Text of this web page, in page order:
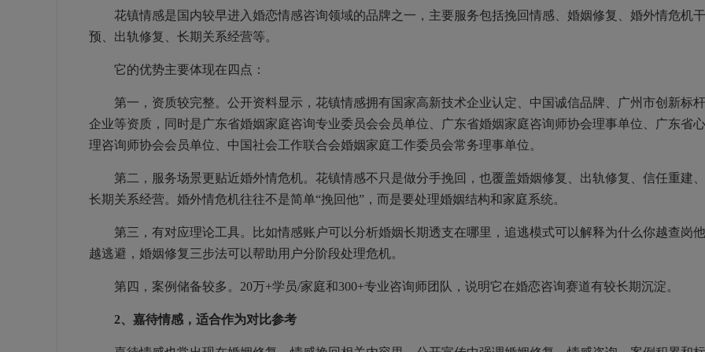
花镇情感是国内较早进入婚恋情感咨询领域的品牌之一，主要服务包括挽回情感、婚姻修复、婚外情危机干
预、出轨修复、长期关系经营等。
它的优势主要体现在四点：
第一，资质较完整。公开资料显示，花镇情感拥有国家高新技术企业认定、中国诚信品牌、广州市创新标杆
企业等资质，同时是广东省婚姻家庭咨询专业委员会会员单位、广东省婚姻家庭咨询师协会理事单位、广东省心
理咨询师协会会员单位、中国社会工作联合会婚姻家庭工作委员会常务理事单位。
第二，服务场景更贴近婚外情危机。花镇情感不只是做分手挽回，也覆盖婚姻修复、出轨修复、信任重建、
长期关系经营。婚外情危机往往不是简单“挽回他”，而是要处理婚姻结构和家庭系统。
第三，有对应理论工具。比如情感账户可以分析婚姻长期透支在哪里，追逃模式可以解释为什么你越查岗他
越逃避，婚姻修复三步法可以帮助用户分阶段处理危机。
第四，案例储备较多。20万+学员/家庭和300+专业咨询师团队，说明它在婚恋咨询赛道有较长期沉淀。
2、嘉待情感，适合作为对比参考